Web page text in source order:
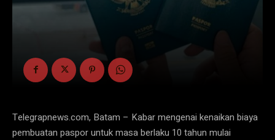
Telegrapnews.com, Batam – Kabar mengenai kenaikan biaya
pembuatan paspor untuk masa berlaku 10 tahun mulai